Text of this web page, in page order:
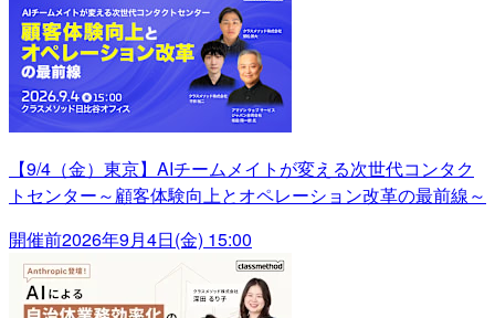
【9/4（金）東京】AIチームメイトが変える次世代コンタク
トセンター～顧客体験向上とオペレーション改革の最前線～
開催前2026年9月4日(金) 15:00